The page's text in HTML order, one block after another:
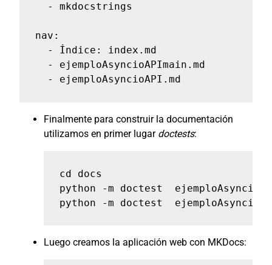
  - mkdocstrings
nav:
  - Índice: index.md
  - ejemploAsyncioAPImain.md
  - ejemploAsyncioAPI.md
Finalmente para construir la documentación
utilizamos en primer lugar doctests:
cd docs
python -m doctest
python -m doctest
Luego creamos la aplicación web con MKDocs: